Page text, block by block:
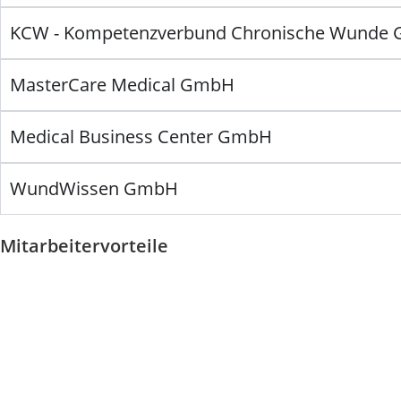
KCW - Kompetenzverbund Chronische Wunde
MasterCare Medical GmbH
Medical Business Center GmbH
WundWissen GmbH
Mitarbeitervorteile